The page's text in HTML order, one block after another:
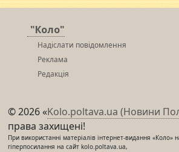
"Коло"
Надіслати повідомлення
Реклама
Редакція
© 2026 «Kolo.poltava.ua (Новини
права захищені!
При використанні матеріалів інтернет-видання «Коло»
гіперпосилання на сайт kolo.poltava.ua,